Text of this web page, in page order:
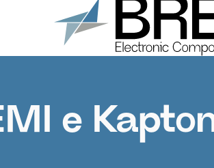
Prodotti Chi Siamo
e